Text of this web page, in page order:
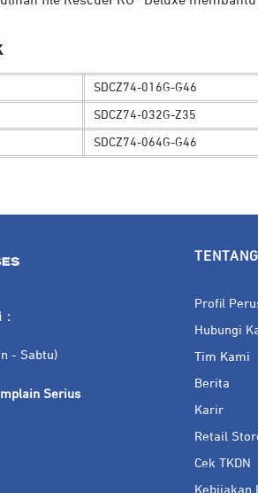
SDCZ74-016G-G46
SDCZ74-032G-Z35
SDCZ74-064G-G46
:
- Sabtu)
Serius
Profil
Hubungi
Tim Kami
Berita
Karir
Retail
Cek TKDN
Kebijakan